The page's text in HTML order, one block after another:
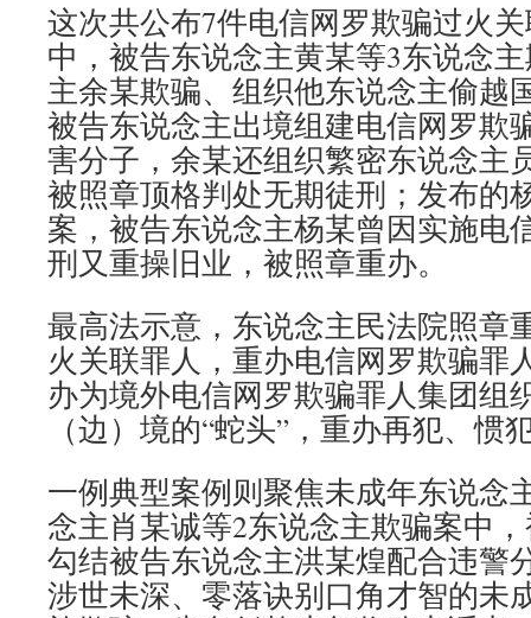
这次共公布7件电信网罗欺骗过火
中，被告东说念主黄某等3东说念
主余某欺骗、组织他东说念主偷越
被告东说念主出境组建电信网罗欺
害分子，余某还组织繁密东说念主
被照章顶格判处无期徒刑；发布的
案，被告东说念主杨某曾因实施电
刑又重操旧业，被照章重办。
最高法示意，东说念主民法院照章
火关联罪人，重办电信网罗欺骗罪
办为境外电信网罗欺骗罪人集团组
（边）境的“蛇头”，重办再犯、惯
一例典型案例则聚焦未成年东说念
念主肖某诚等2东说念主欺骗案中
勾结被告东说念主洪某煌配合违警
涉世未深、零落诀别口角才智的未